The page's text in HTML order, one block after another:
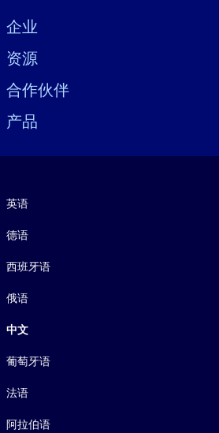
Visually hidden Text
企业
资源
合作伙伴
产品
英语
德语
西班牙语
俄语
中文
葡萄牙语
法语
阿拉伯语